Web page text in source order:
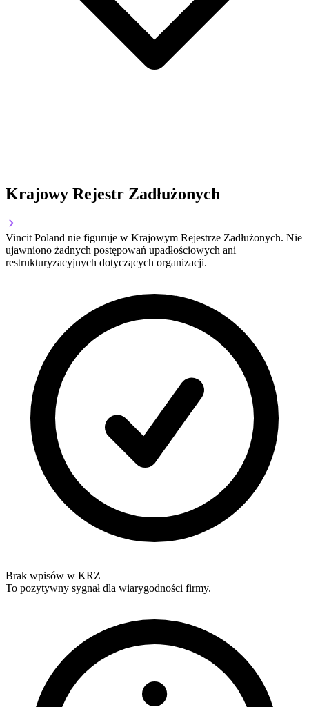
Krajowy Rejestr Zadłużonych
Vincit Poland nie figuruje w Krajowym Rejestrze Zadłużonych. Nie
ujawniono żadnych postępowań upadłościowych ani
restrukturyzacyjnych dotyczących organizacji.
Brak wpisów w KRZ
To pozytywny sygnał dla wiarygodności firmy.